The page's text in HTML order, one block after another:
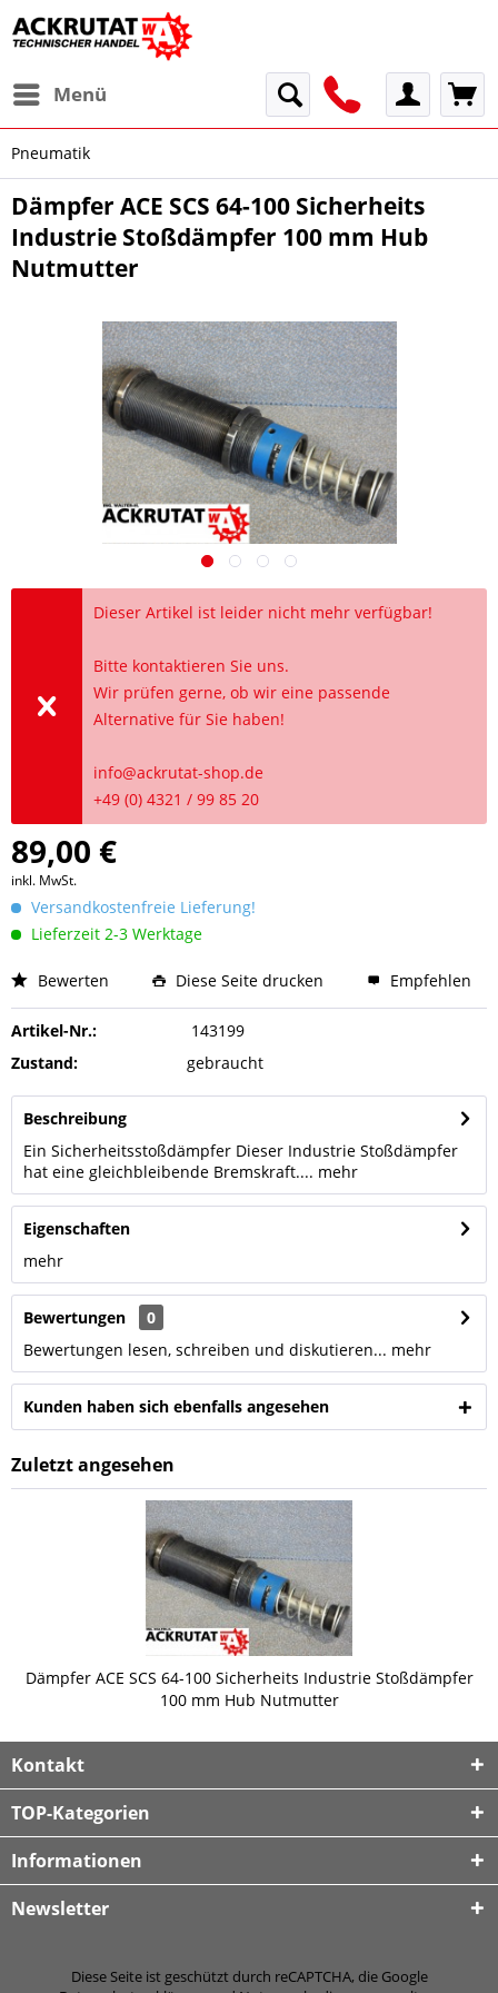
Menü
Pneumatik
Dämpfer ACE SCS 64-100 Sicherheits
Industrie Stoßdämpfer 100 mm Hub
Nutmutter
Dieser Artikel ist leider nicht mehr verfügbar!
Bitte kontaktieren Sie uns.
Wir prüfen gerne, ob wir eine passende
Alternative für Sie haben!
info@ackrutat-shop.de
+49 (0) 4321 / 99 85 20
89,00 €
inkl. MwSt.
Versandkostenfreie Lieferung!
Lieferzeit 2-3 Werktage
Bewerten Diese Seite drucken Empfehlen
Artikel-Nr.:
143199
Zustand:
gebraucht
Beschreibung
Ein Sicherheitsstoßdämpfer Dieser Industrie Stoßdämpfer
hat eine gleichbleibende Bremskraft.... mehr
Eigenschaften
mehr
Bewertungen
0
Bewertungen lesen, schreiben und diskutieren... mehr
Kunden haben sich ebenfalls angesehen
Zuletzt angesehen
Dämpfer ACE SCS 64-100 Sicherheits Industrie Stoßdämpfer
100 mm Hub Nutmutter
Kontakt
TOP-Kategorien
Informationen
Newsletter
Diese Seite ist geschützt durch reCAPTCHA, die Google